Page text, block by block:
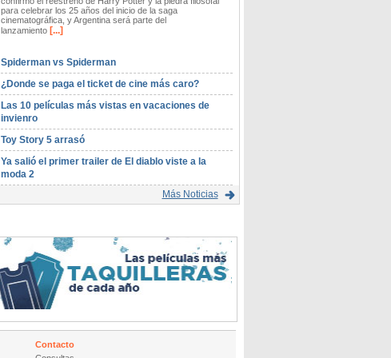
para celebrar los 25 años del inicio de la saga
cinematográfica, y Argentina será parte del
lanzamiento[...]
Spiderman vs Spiderman
¿Donde se paga el ticket de cine más caro?
Las 10 películas más vistas en vacaciones de
invienro
Toy Story 5 arrasó
Ya salió el primer trailer de El diablo viste a la
moda 2
Más Noticias
Contacto